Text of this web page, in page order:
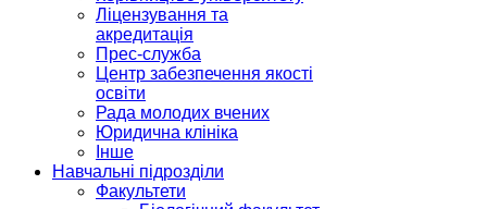
Ліцензування та
акредитація
Прес-служба
Центр забезпечення якості
освіти
Рада молодих вчених
Юридична клініка
Інше
Навчальні підрозділи
Факультети